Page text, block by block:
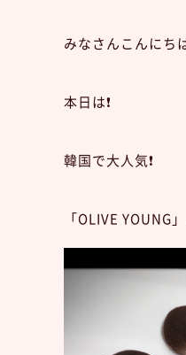
みなさんこんにち
本日は❗️
韓国で大人気❗️
「OLIVE YOUNG